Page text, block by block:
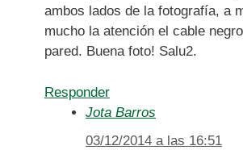
ambos lados de la fotografía, a
mucho la atención el cable
pared. Buena foto! Salu2.
Responder
Jota Barros
03/12/2014 a las 16:51